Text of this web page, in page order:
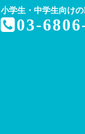
小学生・中学生向け
03-